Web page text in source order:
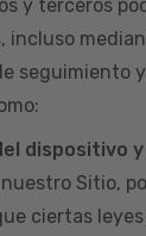
y terceros
incluso
seguimiento
dispositivo
Sitio,
ciertas